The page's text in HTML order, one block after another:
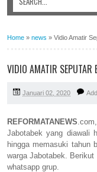
Home » news » Vidio Amatir
VIDIO AMATIR SEPUTAR
Januari 02, 2020
REFORMATANEWS
Jabotabek yang diawali
hingga memasuki tahun
warga Jabotabek.
whatsapp grup.